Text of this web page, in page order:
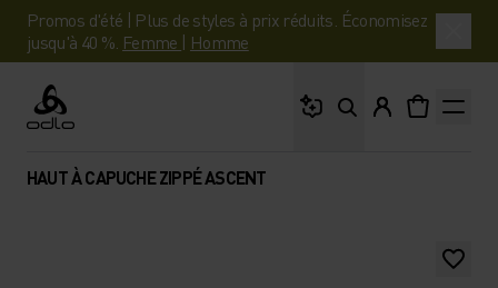
Promos d'été | Plus de styles à prix réduits. Économisez
jusqu'à 40 %. Femme | Homme
Odlo
HAUT À CAPUCHE ZIPPÉ ASCENT